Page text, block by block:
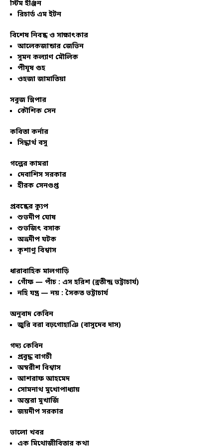
স্টিম ইঞ্জিন
রিচার্ড এম ইটন
বিশেষ নিবন্ধ ও সাক্ষাৎকার
আলেকজান্ডার জেভিন
সুমন কল্যাণ মৌলিক
পীযূষ গুহ
ওহজা জামাতিয়া
সবুজ স্লিপার
কৌশিক সেন
কবিতা কর্নার
সিদ্ধার্থ বসু
গল্পের কামরা
দেবাশিস সরকার
হীরক সেনগুপ্ত
প্রবন্ধের ক্যুপ
শুভদীপ ঘোষ
শুভজিৎ বসাক
অভ্রদীপ ঘটক
কৃশাণু বিশ্বাস
ধারাবাহিক মালগাড়ি
গোঁফ — পাঁচ : এস হরিশ (ব্রতীন্দ্র ভট্টাচার্য)
নহি যন্ত্র — নয় : সৈকত ভট্টাচার্য
অনুবাদ কেবিন
জুরি বরা বঢ়গোহাঞি (বাসুদেব দাস)
গদ্য কেবিন
প্রবুদ্ধ বাগচী
অম্বরীশ বিশ্বাস
আশরাফ আহমেদ
সোমনাথ মুখোপাধ্যায়
অন্তরা মুখার্জি
জয়দীপ সরকার
ভালো খবর
এক মিথোজীবিতার কথা